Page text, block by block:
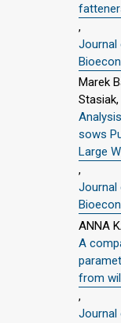
,
Journal
Marek
Stasiak,
sows
Large
,
Journal
ANNA
A
from
,
Journal